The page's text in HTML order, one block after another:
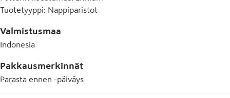
Tuotetyyppi: Nappiparistot
Valmistusmaa
Indonesia
Pakkausmerkinnät
Parasta ennen -päiväys